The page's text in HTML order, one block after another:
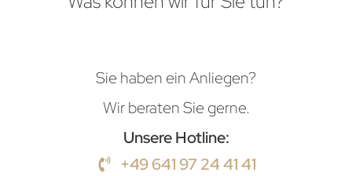
Sie haben ein Anliegen?
Wir beraten Sie gerne.
Unsere Hotline:
+49 641 97 24 41 41